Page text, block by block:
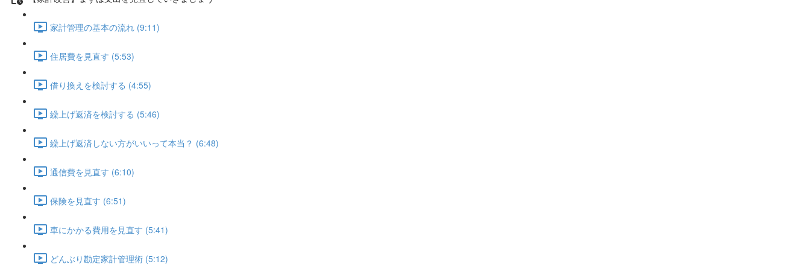
家計管理の基本の流れ (9:11)
住居費を見直す (5:53)
借り換えを検討する (4:55)
繰上げ返済を検討する (5:46)
繰上げ返済しない方がいいって本当？ (6:48)
通信費を見直す (6:10)
保険を見直す (6:51)
車にかかる費用を見直す (5:41)
どんぶり勘定家計管理術 (5:12)